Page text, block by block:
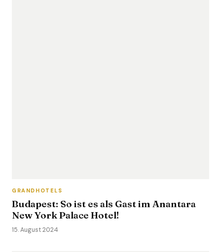
GRANDHOTELS
Budapest: So ist es als Gast im Anantara
New York Palace Hotel!
15. August 2024